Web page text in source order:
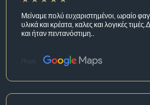
Μείναμε πολύ ευχαριστημένοι, ωραίο
υλικά και κρέατα, καλες και λογικές
και ήταν πεντανόστιμη..
Πηγή: